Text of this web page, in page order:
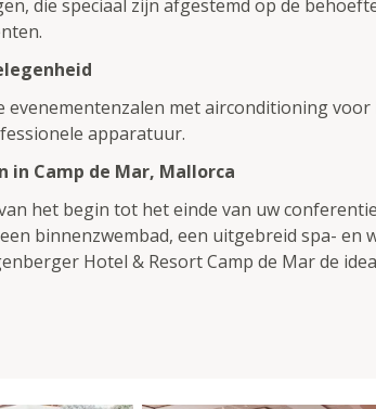
die speciaal zijn afgestemd op de
met airconditioning
apparatuur.
in Camp de Mar, Mallorca
het begin tot het einde van uw
binnenzwembad, een uitgebreid spa- en
Hotel & Resort Camp de Mar de